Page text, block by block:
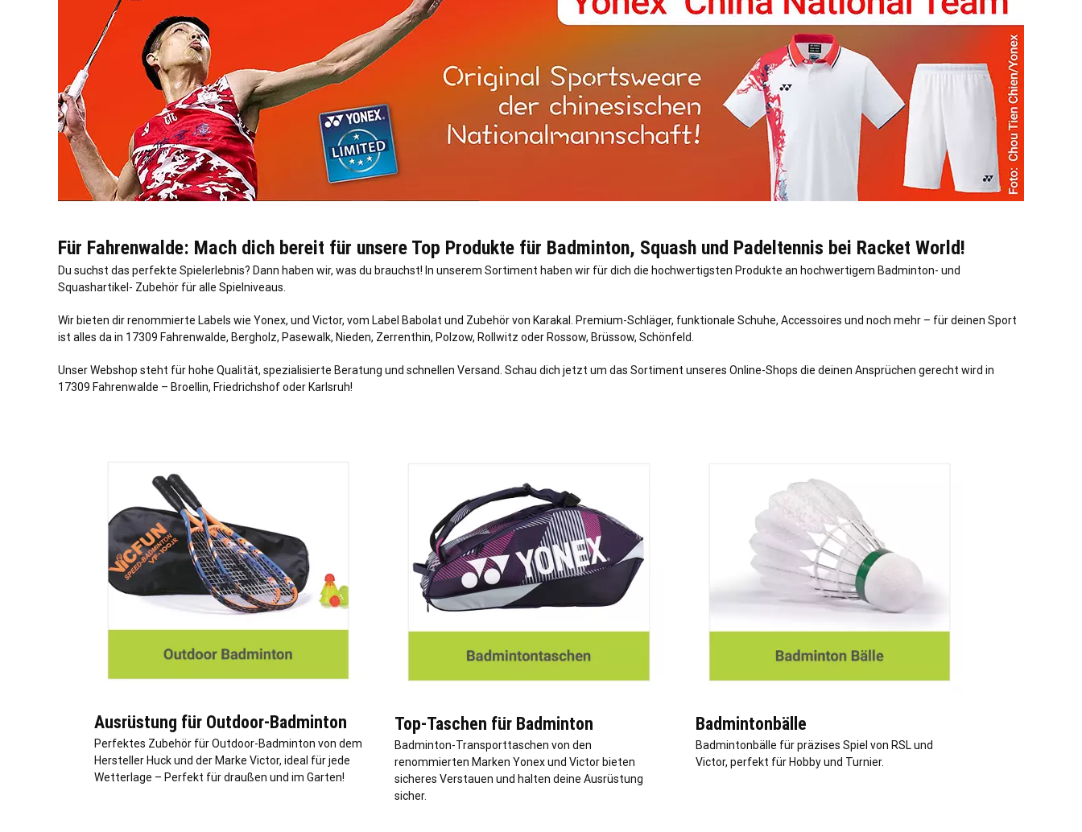
Für Fahrenwalde: Mach dich bereit für unsere Top Produkte für Badminton, Squash und Padeltennis bei Racket World!
Du suchst das perfekte Spielerlebnis? Dann haben wir, was du brauchst! In unserem Sortiment haben wir für dich die hochwertigsten Produkte an hochwertigem Badminton- und
Squashartikel- Zubehör für alle Spielniveaus.
Wir bieten dir renommierte Labels wie Yonex, und Victor, vom Label Babolat und Zubehör von Karakal. Premium-Schläger, funktionale Schuhe, Accessoires und noch mehr – für deinen Sport
ist alles da in 17309 Fahrenwalde, Bergholz, Pasewalk, Nieden, Zerrenthin, Polzow, Rollwitz oder Rossow, Brüssow, Schönfeld.
Unser Webshop steht für hohe Qualität, spezialisierte Beratung und schnellen Versand. Schau dich jetzt um das Sortiment unseres Online-Shops die deinen Ansprüchen gerecht wird in
17309 Fahrenwalde – Broellin, Friedrichshof oder Karlsruh!
Ausrüstung für Outdoor-Badminton
Perfektes Zubehör für Outdoor-Badminton von dem
Hersteller Huck und der Marke Victor, ideal für jede
Wetterlage – Perfekt für draußen und im Garten!
Top-Taschen für Badminton
Badminton-Transporttaschen von den
renommierten Marken Yonex und Victor bieten
sicheres Verstauen und halten deine Ausrüstung
sicher.
Badmintonbälle
Badmintonbälle für präzises Spiel von RSL und
Victor, perfekt für Hobby und Turnier.